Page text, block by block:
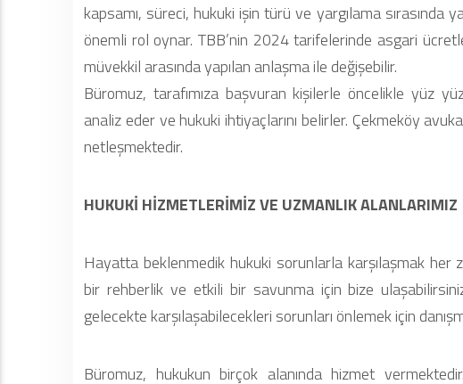
kapsamı, süreci, hukuki işin türü ve yargılama sırasında
önemli rol oynar. TBB’nin 2024 tarifelerinde asgari
müvekkil arasında yapılan anlaşma ile değişebilir.
Büromuz, tarafımıza başvuran kişilerle öncelikle yüz
analiz eder ve hukuki ihtiyaçlarını belirler. Çekmeköy
netleşmektedir.
HUKUKİ HİZMETLERİMİZ VE UZMANLIK ALANLARIMIZ
Hayatta beklenmedik hukuki sorunlarla karşılaşmak
bir rehberlik ve etkili bir savunma için bize
gelecekte karşılaşabilecekleri sorunları önlemek için
Büromuz, hukukun birçok alanında hizmet